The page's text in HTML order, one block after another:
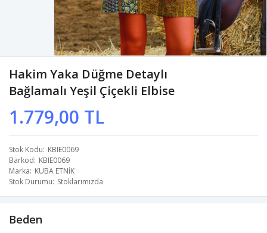
Hakim Yaka Düğme Detaylı
Bağlamalı Yeşil Çiçekli Elbise
1.779,00 TL
Stok Kodu KBIE0069
Barkod KBIE0069
Marka KUBA ETNİK
Stok Durumu Stoklarımızda
Beden